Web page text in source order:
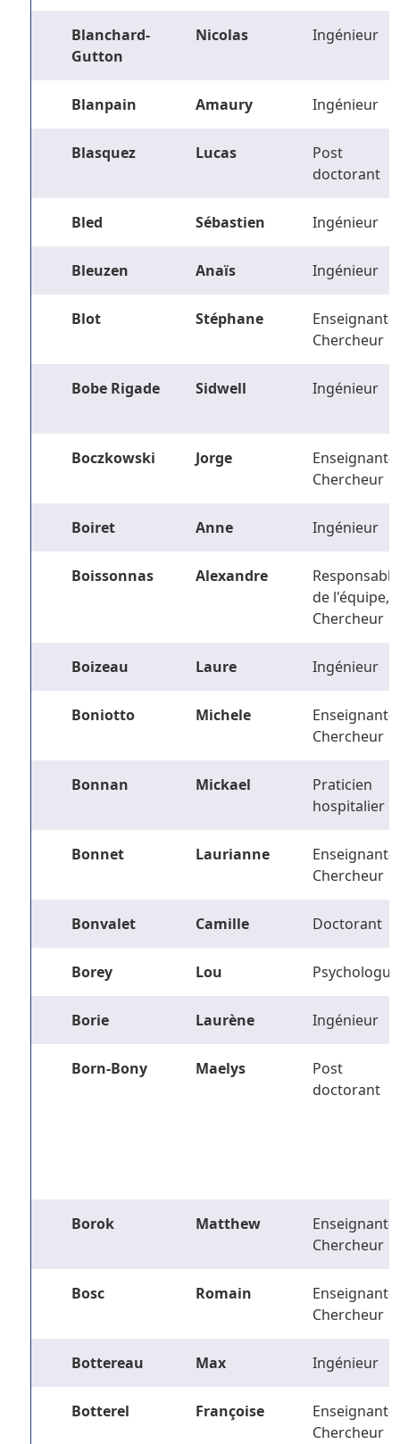
Blanchard-
Gutton
Nicolas Ingénieur
Blanpain Amaury Ingénieur
Blasquez Lucas
Post
doctorant
Bled Sébastien Ingénieur
Bleuzen Anaïs Ingénieur
Blot Stéphane
Enseignant-
Chercheur
Bobe Rigade Sidwell Ingénieur
Boczkowski Jorge
Enseignant-
Chercheur
Boiret Anne Ingénieur
Boissonnas Alexandre
Responsable
de l'équipe,
Chercheur
Boizeau Laure Ingénieur
Boniotto Michele
Enseignant-
Chercheur
Bonnan Mickael
Praticien
hospitalier
Bonnet Laurianne
Enseignant-
Chercheur
Bonvalet Camille Doctorant
Borey Lou Psychologue
Borie Laurène Ingénieur
Born-Bony Maelys
Post
doctorant
Borok Matthew
Enseignant-
Chercheur
Bosc Romain
Enseignant-
Chercheur
Bottereau Max Ingénieur
Botterel Françoise
Enseignant-
Chercheur